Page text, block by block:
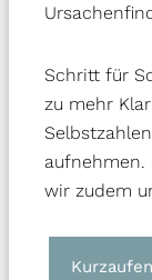
MEHR
RECHTE UND
AUSÜBUNG
Schritt für
zu mehr
aufnehmen.
wir zudem